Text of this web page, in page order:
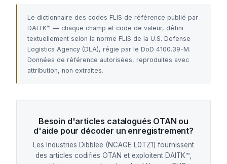
Le dictionnaire des codes FLIS de référence publié par
DAITK™ — chaque champ et code de valeur, défini
textuellement selon la norme FLIS de la U.S. Defense
Logistics Agency (DLA), régie par le DoD 4100.39-M.
Données de référence autorisées, reproduites avec
attribution, non extraites.
Besoin d'articles catalogués OTAN ou
d'aide pour décoder un enregistrement?
Les Industries Dibblee (NCAGE L0TZ1) fournissent
des articles codifiés OTAN et exploitent DAITK™,